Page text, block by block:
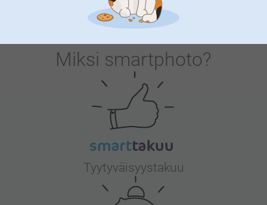
Miksi smartphoto?
Tyytyväisyystakuu